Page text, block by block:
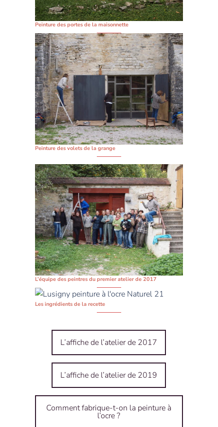
Peinture des portes de la maisonnette
Peinture des volets de la grange
L’équipe des peintres du premier atelier de 2017
Les ingrédients de la recette
L’affiche de l’atelier de 2017
L’affiche de l’atelier de 2019
Comment fabrique-t-on la peinture à
l’ocre ?